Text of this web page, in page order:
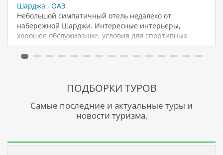
Шарджа , ОАЭ
Небольшой симпатичный отель недалеко от
набережной Шарджи. Интересные интерьеры,
хорошее обслуживание, условия для спортивных
тренировок.…
ПОДБОРКИ ТУРОВ
Самые последние и актуальные туры и
новости туризма.